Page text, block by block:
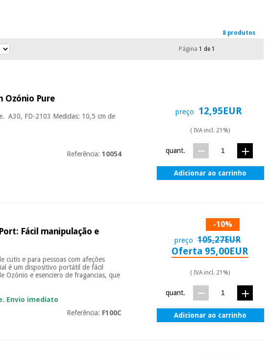
8 produtos
Página 1 de 1
Ozónio Pure
A30, FD-2103 Medidas: 10,5 cm de
Referência: 10054
preço 12,95EUR
( IVA incl. 21%)
quant.
Adicionar ao carrinho
Fácil manipulação e
cutis e para pessoas com afeções
é um dispositivo portátil de fácil
Ozónio e esenciero de fragancias, que
Envio imediato
Referência: F100C
-10%
preço 105,27EUR
Oferta 95,00EUR
( IVA incl. 21%)
quant.
Adicionar ao carrinho